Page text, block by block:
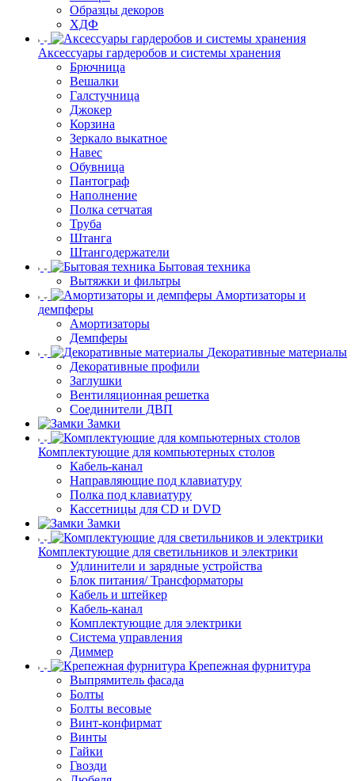
Образцы декоров
ХДФ
Аксессуары гардеробов и системы хранения
Брючница
Вешалки
Галстучница
Джокер
Корзина
Зеркало выкатное
Навес
Обувница
Пантограф
Наполнение
Полка сетчатая
Труба
Штанга
Штангодержатели
Бытовая техника
Вытяжки и фильтры
Амортизаторы и
демпферы
Амортизаторы
Демпферы
Декоративные материалы
Декоративные профили
Заглушки
Вентиляционная решетка
Соединители ДВП
Замки
Комплектующие для компьютерных столов
Кабель-канал
Направляющие под клавиатуру
Полка под клавиатуру
Кассетницы для CD и DVD
Замки
Комплектующие для светильников и электрики
Удлинители и зарядные устройства
Блок питания/ Трансформаторы
Кабель и штейкер
Кабель-канал
Комплектующие для электрики
Система управления
Диммер
Крепежная фурнитура
Выпрямитель фасада
Болты
Болты весовые
Винт-конфирмат
Винты
Гайки
Гвозди